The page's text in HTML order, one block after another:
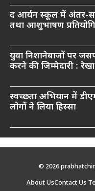
द आर्यन स्कूल में अंतर-
तथा आशुभाषण
युवा निशानेबाजों पर
करने की जिम्मेदारी :
स्वच्छता अभियान में
लोगों ने लिया हिस्सा
© 2026
About UsContact Us